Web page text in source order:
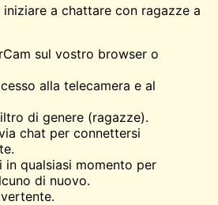
a chattare con ragazze a
sul vostro browser o
alla telecamera e al
di genere (ragazze).
chat per connettersi
in qualsiasi momento per
di nuovo.